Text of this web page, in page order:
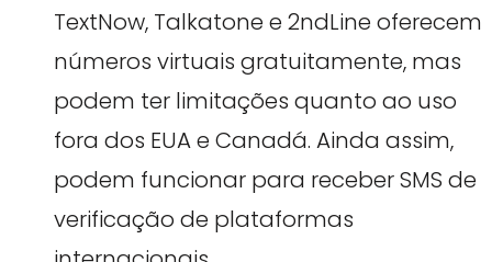
TextNow, Talkatone e 2ndLine oferecem
números virtuais gratuitamente, mas
podem ter limitações quanto ao uso
fora dos EUA e Canadá. Ainda assim,
podem funcionar para receber SMS de
verificação de plataformas